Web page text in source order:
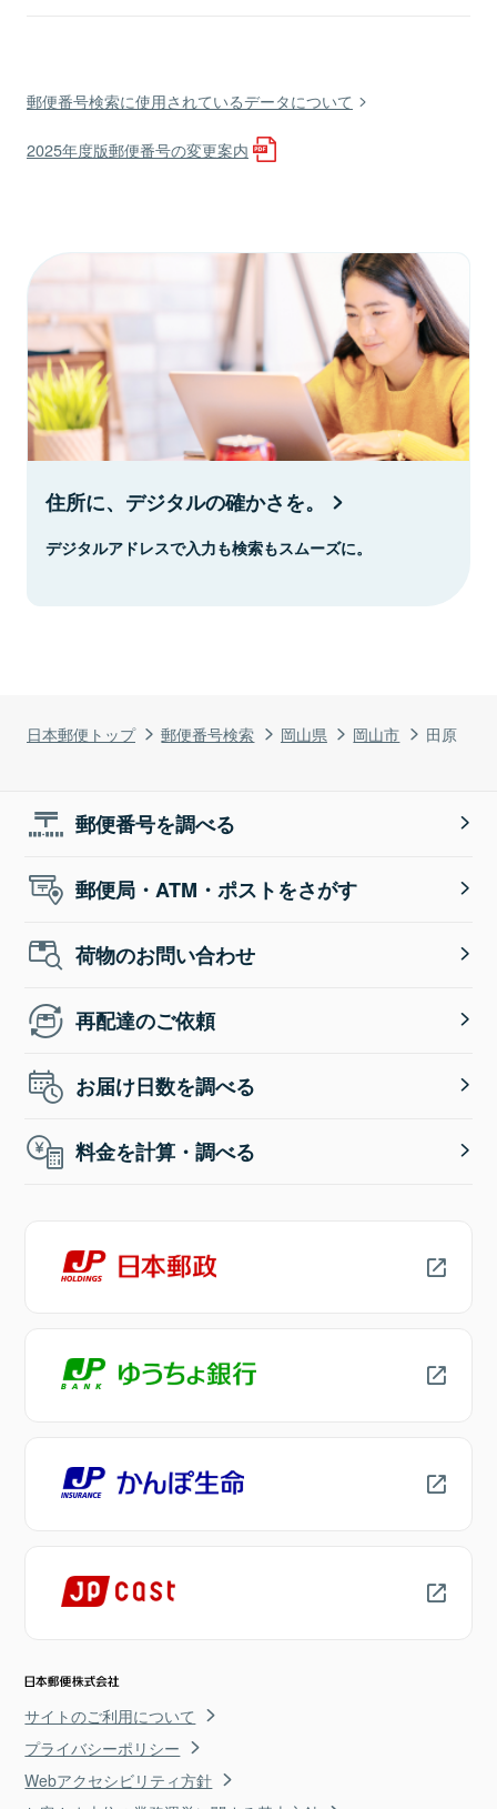
日本郵便トップ 郵便番号検索 岡山県 岡山市 田原
郵便番号検索に使用されているデータについて
2025年度版郵便番号の変更案内
住所に、デジタルの確かさを。
デジタルアドレスで入力も検索もスムーズに。
郵便番号を調べる
郵便局・ATM・ポストをさがす
荷物のお問い合わせ
再配達のご依頼
お届け日数を調べる
料金を計算・調べる
サイトのご利用について
プライバシーポリシー
Webアクセシビリティ方針